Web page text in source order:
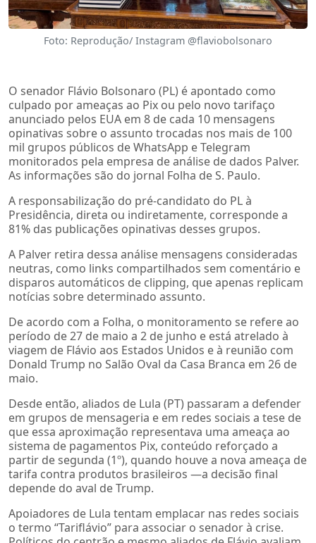
Foto: Reprodução/ Instagram @flaviobolsonaro
O senador Flávio Bolsonaro (PL) é apontado como
culpado por ameaças ao Pix ou pelo novo tarifaço
anunciado pelos EUA em 8 de cada 10 mensagens
opinativas sobre o assunto trocadas nos mais de 100
mil grupos públicos de WhatsApp e Telegram
monitorados pela empresa de análise de dados Palver.
As informações são do jornal Folha de S. Paulo.
A responsabilização do pré-candidato do PL à
Presidência, direta ou indiretamente, corresponde a
81% das publicações opinativas desses grupos.
A Palver retira dessa análise mensagens consideradas
neutras, como links compartilhados sem comentário e
disparos automáticos de clipping, que apenas replicam
notícias sobre determinado assunto.
De acordo com a Folha, o monitoramento se refere ao
período de 27 de maio a 2 de junho e está atrelado à
viagem de Flávio aos Estados Unidos e à reunião com
Donald Trump no Salão Oval da Casa Branca em 26 de
maio.
Desde então, aliados de Lula (PT) passaram a defender
em grupos de mensageria e em redes sociais a tese de
que essa aproximação representava uma ameaça ao
sistema de pagamentos Pix, conteúdo reforçado a
partir de segunda (1º), quando houve a nova ameaça de
tarifa contra produtos brasileiros —a decisão final
depende do aval de Trump.
Apoiadores de Lula tentam emplacar nas redes sociais
o termo “Tariflávio” para associar o senador à crise.